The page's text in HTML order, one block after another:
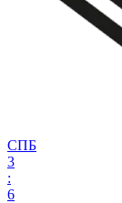
СПБ
3
:
6